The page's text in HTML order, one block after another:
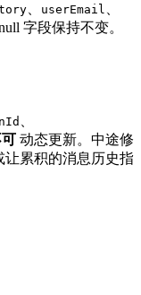
、 userEmail 、
字段保持不变。
、
动态更新。中途修
让累积的消息历史指